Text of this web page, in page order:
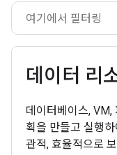
데이터 리
데이터베이스, VM,
획을 만들고 실행
관적, 효율적으로